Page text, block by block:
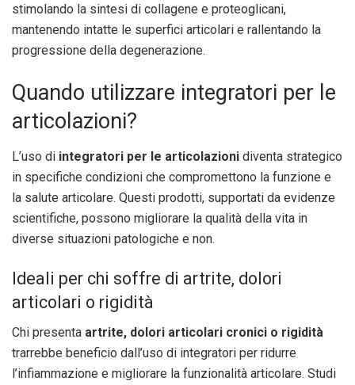
stimolando la sintesi di collagene e proteoglicani,
mantenendo intatte le superfici articolari e rallentando la
progressione della degenerazione.
Quando utilizzare integratori per le
articolazioni?
L’uso di integratori per le articolazioni diventa strategico
in specifiche condizioni che compromettono la funzione e
la salute articolare. Questi prodotti, supportati da evidenze
scientifiche, possono migliorare la qualità della vita in
diverse situazioni patologiche e non.
Ideali per chi soffre di artrite, dolori
articolari o rigidità
Chi presenta artrite, dolori articolari cronici o rigidità
trarrebbe beneficio dall’uso di integratori per ridurre
l’infiammazione e migliorare la funzionalità articolare. Studi